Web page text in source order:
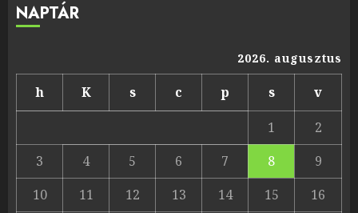
NAPTÁR
2026. augusztus
h K s c p s
v
1
2
3
4 5 6 7 8
9
10
11 12 13 14 15 16